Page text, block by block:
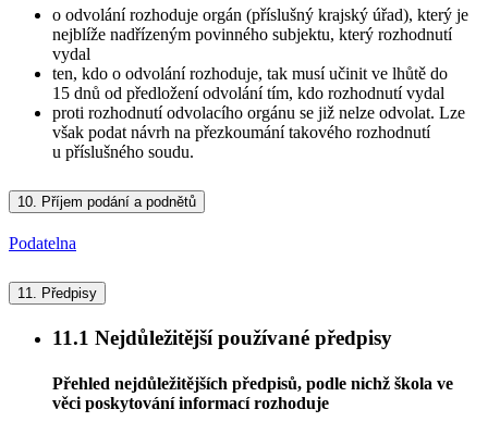
o odvolání rozhoduje orgán (příslušný krajský úřad), který je
nejblíže nadřízeným povinného subjektu, který rozhodnutí
vydal
ten, kdo o odvolání rozhoduje, tak musí učinit ve lhůtě do
15 dnů od předložení odvolání tím, kdo rozhodnutí vydal
proti rozhodnutí odvolacího orgánu se již nelze odvolat. Lze
však podat návrh na přezkoumání takového rozhodnutí
u příslušného soudu.
10. Příjem podání a podnětů
Podatelna
11. Předpisy
11.1 Nejdůležitější používané předpisy
Přehled nejdůležitějších předpisů, podle nichž škola ve
věci poskytování informací rozhoduje